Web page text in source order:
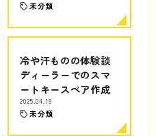
未分類
冷や汗ものの体験談
ディーラーでのスマ
ートキースペア作成
2025.04.19
未分類